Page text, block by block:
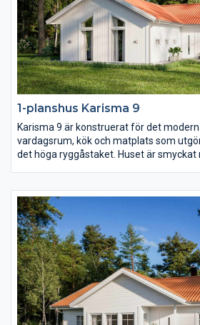
1-planshus Karisma 9
Karisma 9 är konstruerat för det
vardagsrum, kök och matplats som
det höga ryggåstaket. Huset är smyckat